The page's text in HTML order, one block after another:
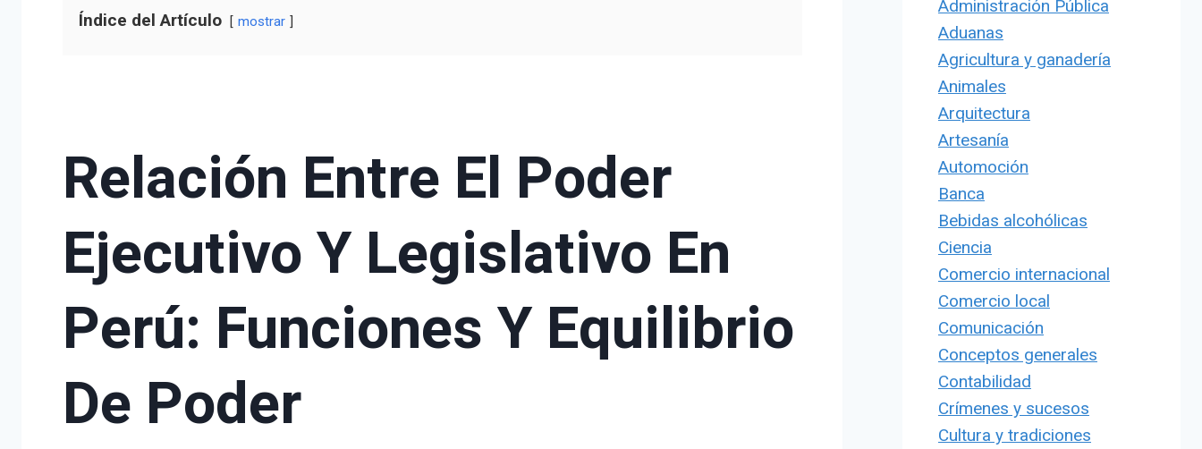
Índice del Artículo mostrar
Relación Entre El Poder
Ejecutivo Y Legislativo En
Perú: Funciones Y Equilibrio
De Poder
Administración Pública
Aduanas
Agricultura y ganadería
Animales
Arquitectura
Artesanía
Automoción
Banca
Bebidas alcohólicas
Ciencia
Comercio internacional
Comercio local
Comunicación
Conceptos generales
Contabilidad
Crímenes y sucesos
Cultura y tradiciones